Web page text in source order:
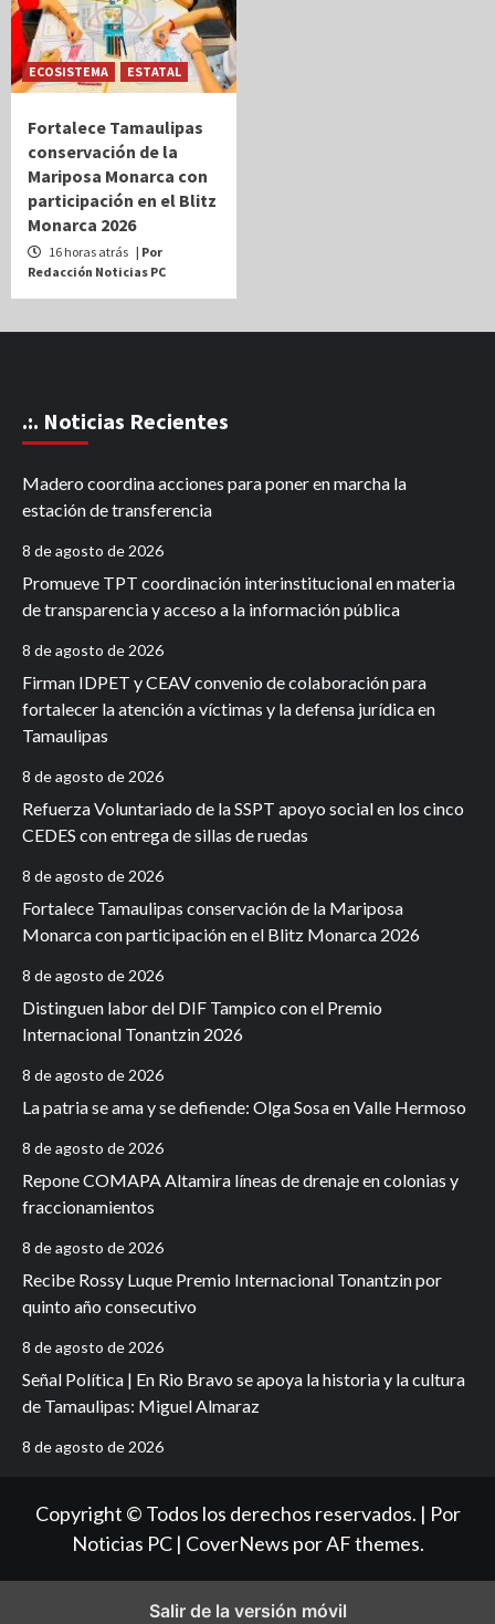
ECOSISTEMA ESTATAL
Fortalece Tamaulipas
conservación de la
Mariposa Monarca con
participación en el Blitz
Monarca 2026
16 horas atrás | Por
Redacción Noticias PC
.:. Noticias Recientes
Madero coordina acciones para poner en marcha la
estación de transferencia
8 de agosto de 2026
Promueve TPT coordinación interinstitucional en materia
de transparencia y acceso a la información pública
8 de agosto de 2026
Firman IDPET y CEAV convenio de colaboración para
fortalecer la atención a víctimas y la defensa jurídica en
Tamaulipas
8 de agosto de 2026
Refuerza Voluntariado de la SSPT apoyo social en los cinco
CEDES con entrega de sillas de ruedas
8 de agosto de 2026
Fortalece Tamaulipas conservación de la Mariposa
Monarca con participación en el Blitz Monarca 2026
8 de agosto de 2026
Distinguen labor del DIF Tampico con el Premio
Internacional Tonantzin 2026
8 de agosto de 2026
La patria se ama y se defiende: Olga Sosa en Valle Hermoso
8 de agosto de 2026
Repone COMAPA Altamira líneas de drenaje en colonias y
fraccionamientos
8 de agosto de 2026
Recibe Rossy Luque Premio Internacional Tonantzin por
quinto año consecutivo
8 de agosto de 2026
Señal Política | En Rio Bravo se apoya la historia y la cultura
de Tamaulipas: Miguel Almaraz
8 de agosto de 2026
Copyright © Todos los derechos reservados. | Por
Noticias PC | CoverNews por AF themes.
Salir de la versión móvil